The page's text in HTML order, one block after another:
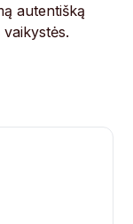
autentišką